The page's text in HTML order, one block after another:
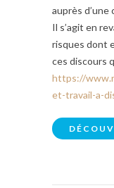
auprès
Il s’agit en
risques dont
ces discours
https://
et-travail-a-